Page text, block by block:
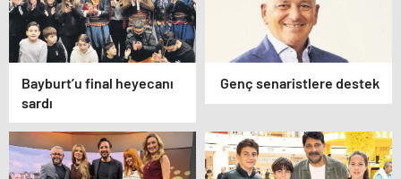
Bayburt’u final heyecanı
sardı
Genç senaristlere destek